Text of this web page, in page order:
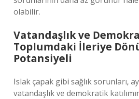
olabilir.
Vatandaşlık ve
Toplumdaki İleriye
Potansiyeli
Islak çapak gibi sağlık sorunları,
vatandaşlık ve demokratik